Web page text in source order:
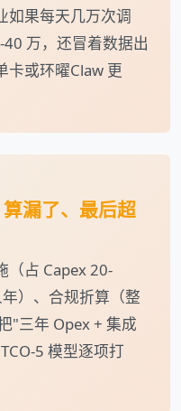
如果每天几万次调
万，还冒着数据出
卡或环曜Claw 更
漏了、最后超
（占 Capex 20-
）、合规折算（整
"三年 Opex + 集成
5 模型逐项打